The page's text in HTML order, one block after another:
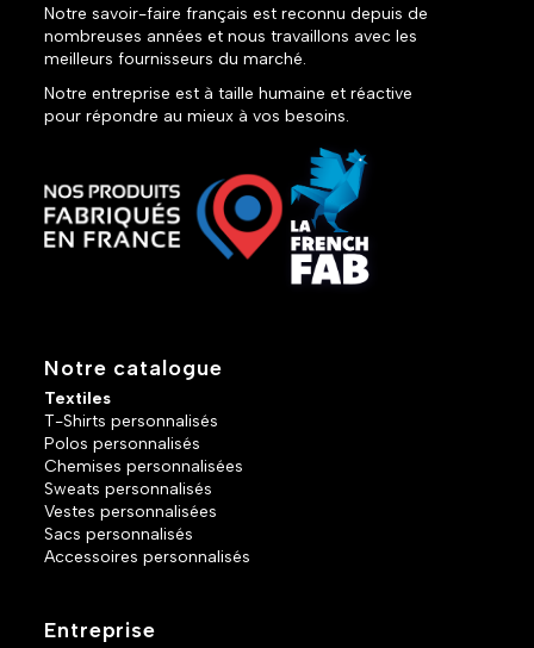
Notre savoir-faire français est reconnu depuis de
nombreuses années et nous travaillons avec les
meilleurs fournisseurs du marché.
Notre entreprise est à taille humaine et réactive
pour répondre au mieux à vos besoins.
Notre catalogue
Textiles
T-Shirts personnalisés
Polos personnalisés
Chemises personnalisées
Sweats personnalisés
Vestes personnalisées
Sacs personnalisés
Accessoires personnalisés
Entreprise